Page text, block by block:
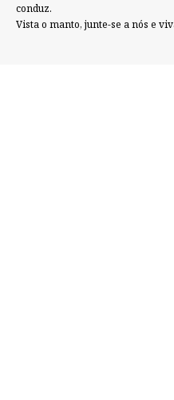
conduz.
Vista o manto, junte-se a nós e